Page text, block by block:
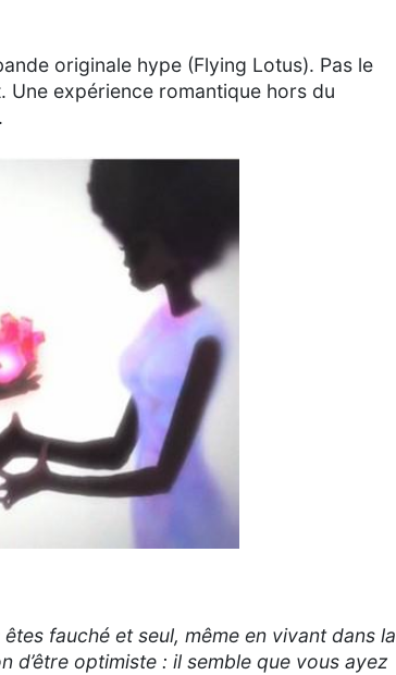
originale hype (Flying Lotus). Pas le
Une expérience romantique hors du
fauché et seul, même en vivant dans la
d’être optimiste : il semble que vous ayez